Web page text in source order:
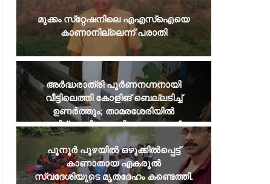
മുക്കം സ്‌റ്റേഷനിലെ എഎസ്‌ഐയെ
കാണാനില്ലെന്ന് പരാതി
അർദ്ധരാത്രി പൂർണനഗ്നനായി
വീട്ടിലെത്തി കോളിങ് ബെല്ലടിച്ച്
ഉണർത്തും; താമരശേരിയിൽ
പരിഭ്രാന്തി പരത്തി അജ്ഞാതൻ
​പൂനൂർ പുഴയിൽ ഒഴുക്കിൽപ്പെട്ട്
കാണാതായ എകരൂൽ
സ്വദേശിയുടെ മൃതദേഹം കണ്ടെത്തി.